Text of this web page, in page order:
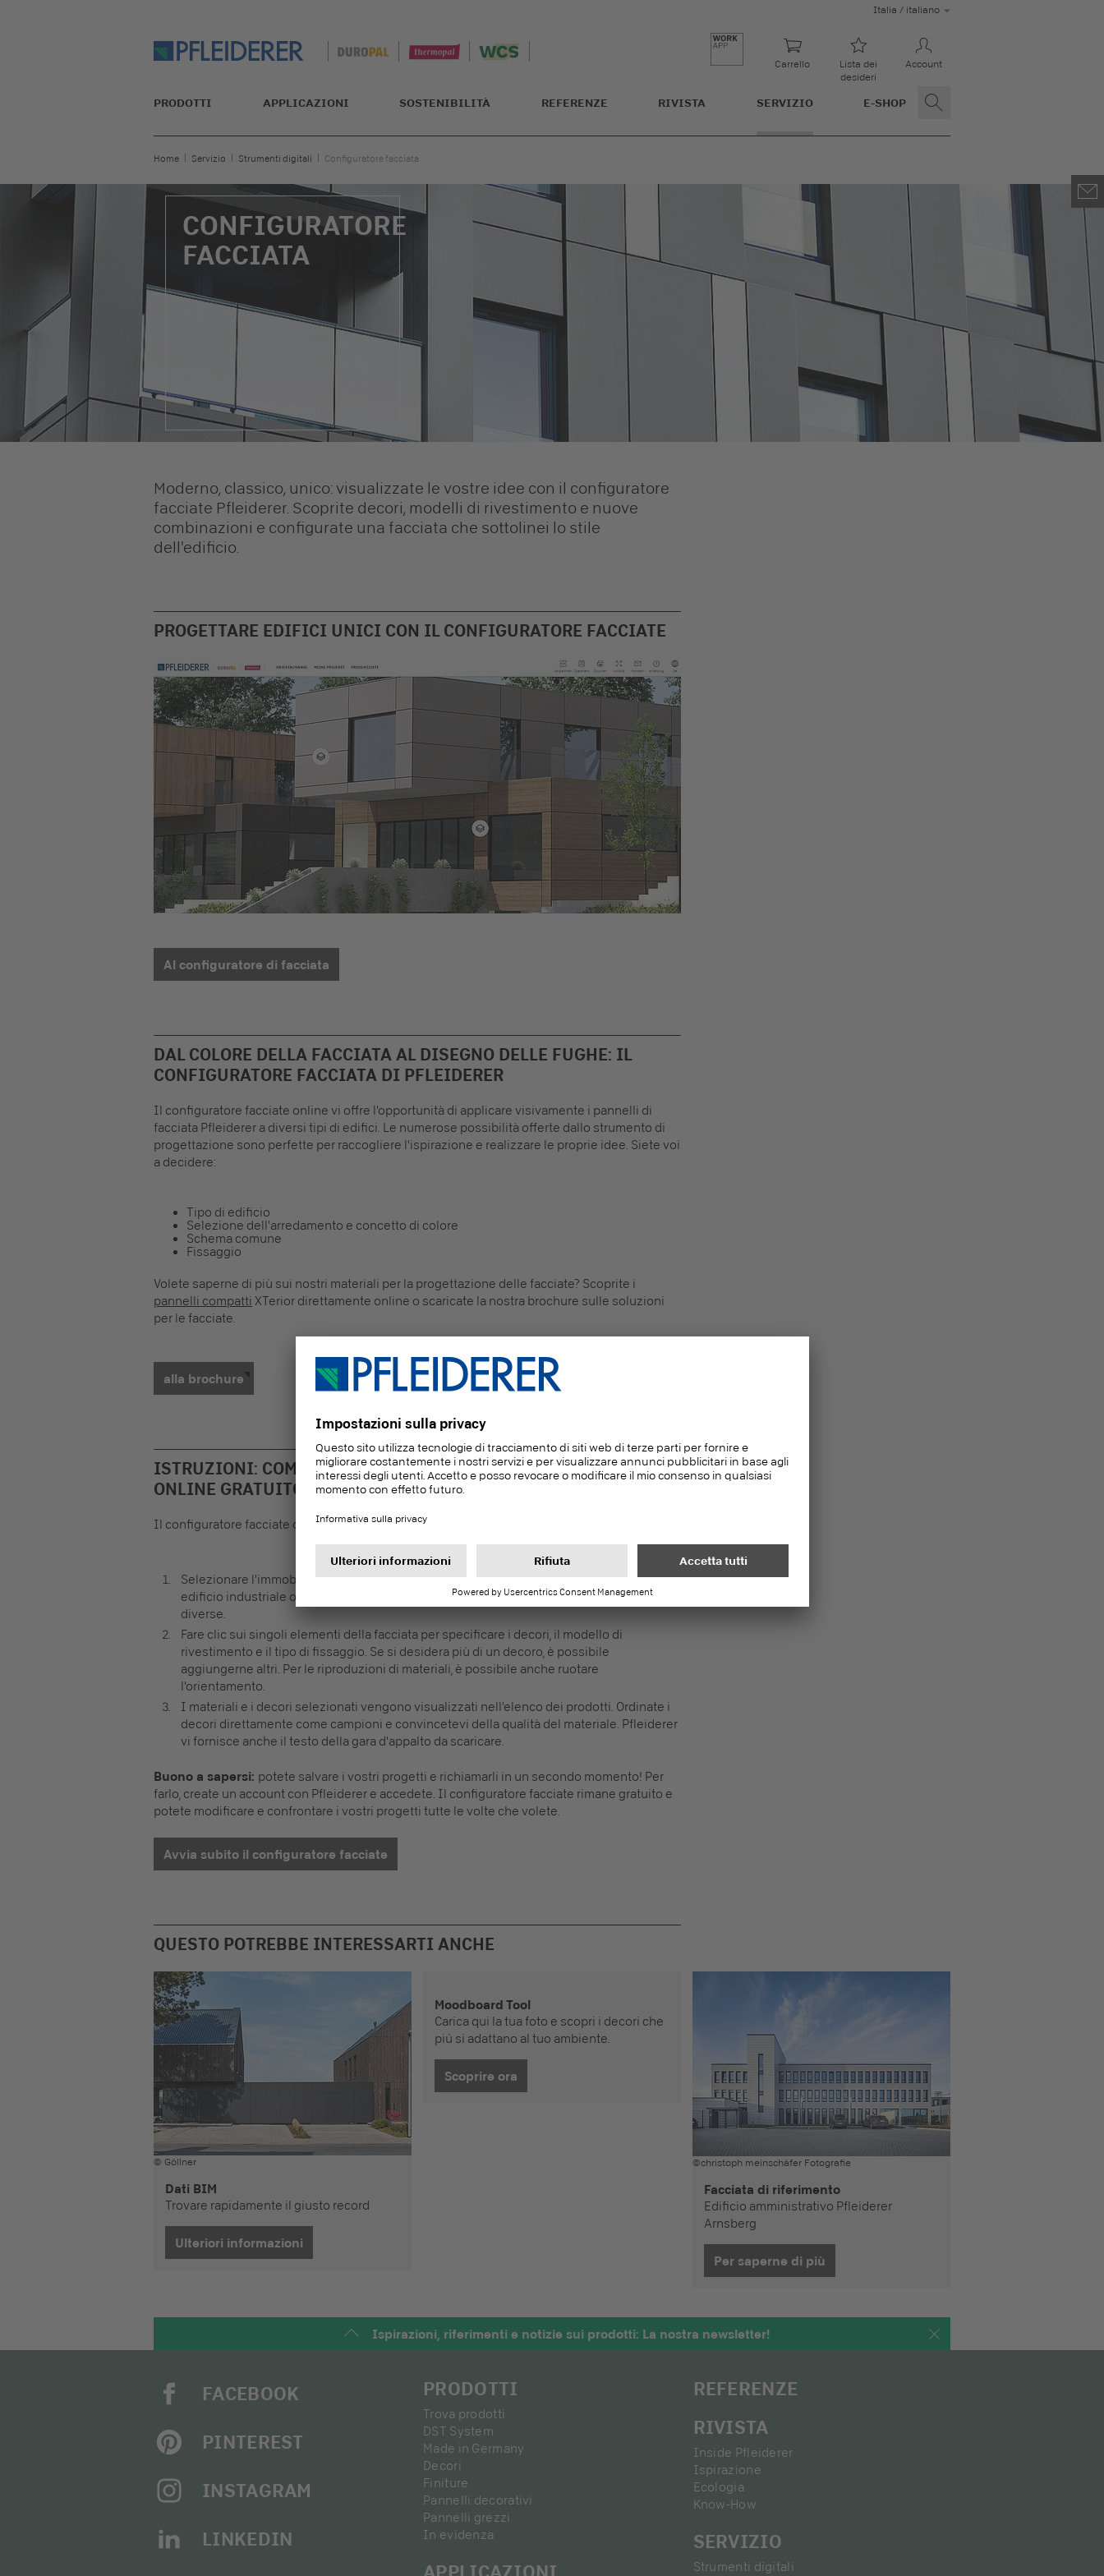
Italia / italiano
Carrello
Lista dei
desideri
Account
PRODOTTI APPLICAZIONI SOSTENIBILITÀ REFERENZE RIVISTA SERVIZIO E-SHOP
Home Servizio Strumenti digitali Configuratore facciata
CONFIGURATORE
FACCIATA
Moderno, classico, unico: visualizzate le vostre idee con il configuratore
facciate Pfleiderer. Scoprite decori, modelli di rivestimento e nuove
combinazioni e configurate una facciata che sottolinei lo stile
dell'edificio.
PROGETTARE EDIFICI UNICI CON IL CONFIGURATORE FACCIATE
Al configuratore di facciata
DAL COLORE DELLA FACCIATA AL DISEGNO DELLE FUGHE: IL
CONFIGURATORE FACCIATA DI PFLEIDERER
Il configuratore facciate online vi offre l'opportunità di applicare visivamente i pannelli di
facciata Pfleiderer a diversi tipi di edifici. Le numerose possibilità offerte dallo strumento di
progettazione sono perfette per raccogliere l'ispirazione e realizzare le proprie idee. Siete voi
a decidere:
Tipo di edificio
Selezione dell'arredamento e concetto di colore
Schema comune
Fissaggio
Volete saperne di più sui nostri materiali per la progettazione delle facciate? Scoprite i
pannelli compatti XTerior direttamente online o scaricate la nostra brochure sulle soluzioni
per le facciate.
alla brochure
ISTRUZIONI: COME UTILIZZARE IL CONFIGURATORE FACCIATA
ONLINE GRATUITO
Il configuratore facciate online è intuitivo da usare:
Selezionare l'immobile per il quale si desidera configurare la facciata: Casa indipendente,
edificio industriale o balcone? Le diverse tipologie di edifici richiedono soluzioni
diverse.
Fare clic sui singoli elementi della facciata per specificare i decori, il modello di
rivestimento e il tipo di fissaggio. Se si desidera più di un decoro, è possibile
aggiungerne altri. Per le riproduzioni di materiali, è possibile anche ruotare
l'orientamento.
I materiali e i decori selezionati vengono visualizzati nell'elenco dei prodotti. Ordinate i
decori direttamente come campioni e convincetevi della qualità del materiale. Pfleiderer
vi fornisce anche il testo della gara d'appalto da scaricare.
Buono a sapersi: potete salvare i vostri progetti e richiamarli in un secondo momento! Per
farlo, create un account con Pfleiderer e accedete. Il configuratore facciate rimane gratuito e
potete modificare e confrontare i vostri progetti tutte le volte che volete.
Avvia subito il configuratore facciate
QUESTO POTREBBE INTERESSARTI ANCHE
© Göllner
Dati BIM
Trovare rapidamente il giusto record
Ulteriori informazioni
Moodboard Tool
Carica qui la tua foto e scopri i decori che
piú si adattano al tuo ambiente.
Scoprire ora
©christoph meinschäfer Fotografie
Facciata di riferimento
Edificio amministrativo Pfleiderer
Arnsberg
Per saperne di più
Ispirazioni, riferimenti e notizie sui prodotti: La nostra newsletter!
FACEBOOK
PINTEREST
INSTAGRAM
LINKEDIN
PRODOTTI
Trova prodotti
DST System
Made in Germany
Decori
Finiture
Pannelli decorativi
Pannelli grezzi
In evidenza
REFERENZE
RIVISTA
Inside Pfleiderer
Ispirazione
Ecologia
Know-How
SERVIZIO
Strumenti digitali